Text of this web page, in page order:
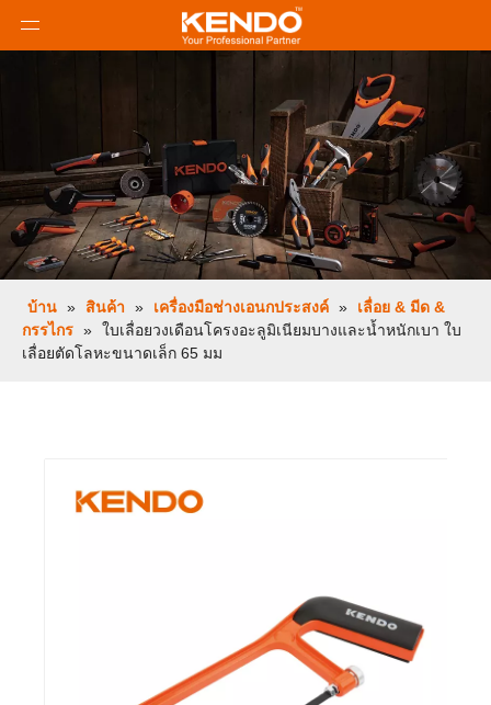
บ้าน » สินค้า » เครื่องมือช่างเอนกประสงค์ »
เลื่อย & มีด &
กรรไกร » ใบเลื่อยวงเดือนโครงอะลูมิเนียมบางและน้ำหนักเบา ใบ
เลื่อยตัดโลหะขนาดเล็ก 65 มม